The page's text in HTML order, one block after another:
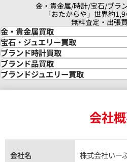
金・貴金属/時計/宝石/ブラ
「おたからや」世界約
無料査定・出張
金・貴金属買取
金買取
金の相場価格情報
金の参考買取価格一覧
インゴット買取
インゴットの相場価格情報
24金買取
金貨買取
貴金属買取
宝石・ジュエリー買取
宝石・ジュエリー買取
ダイヤモンド買取
ダイヤモンド・宝石の参考価格一覧
リング・結婚指輪買取
エメラルド買取
トパーズ買取
タンザナイト買取
ブランド時計買取
時計買取
ロレックス買取
ロレックス デイトナ買取
ロレックス サブマリーナー買取
ロレックス エクスプローラー買取
ロレックス デイトジャスト買取
パテック フィリップノーチラス買取
ブランド品買取
ブランド買取
シャネル マトラッセ買取
ブランドジュエリー買取
ヴァンクリーフ＆アーペル買取
ショーメ買取
会社
会社名 株式会社いー